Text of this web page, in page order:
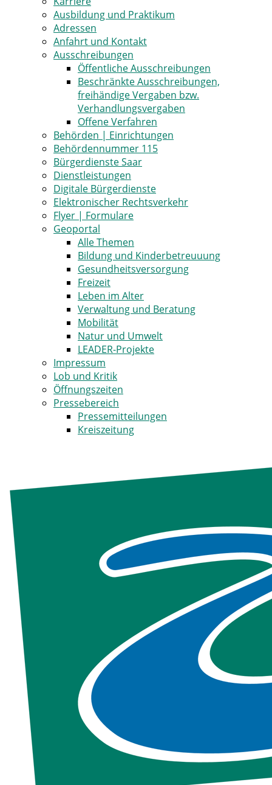
Ausbildung und Praktikum
Adressen
Anfahrt und Kontakt
Ausschreibungen
Öffentliche Ausschreibungen
Beschränkte Ausschreibungen,
freihändige Vergaben bzw.
Verhandlungsvergaben
Offene Verfahren
Behörden | Einrichtungen
Behördennummer 115
Bürgerdienste Saar
Dienstleistungen
Digitale Bürgerdienste
Elektronischer Rechtsverkehr
Flyer | Formulare
Geoportal
Alle Themen
Bildung und Kinderbetreuuung
Gesundheitsversorgung
Freizeit
Leben im Alter
Verwaltung und Beratung
Mobilität
Natur und Umwelt
LEADER-Projekte
Impressum
Lob und Kritik
Öffnungszeiten
Pressebereich
Pressemitteilungen
Kreiszeitung